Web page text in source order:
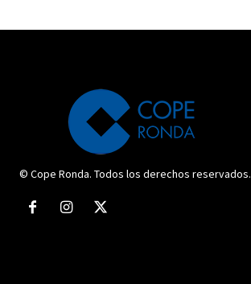
© Cope Ronda. Todos los derechos reservados.